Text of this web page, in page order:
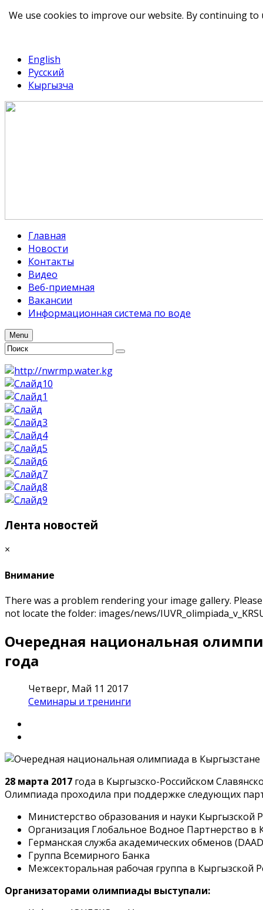
English
Русский
Кыргызча
Главная
Новости
Контакты
Видео
Веб-приемная
Вакансии
Информационная система по воде
Menu
Лента новостей
×
Внимание
There was a problem rendering your image gallery.
not locate the folder: images/news/
Очередная национальная
года
Четверг, Май 11 2017
Семинары и тренинги
28 марта 2017 года в Кыргызско-Российском
Олимпиада проходила при поддержке следующих
Министерство образования и науки Кыргызской
Организация Глобальное Водное Партнерство в
Германская служба академических обменов
Группа Всемирного Банка
Межсекторальная рабочая группа в Кыргызской
Организаторами олимпиады выступали:
We use cookies to improve our website. By continuing